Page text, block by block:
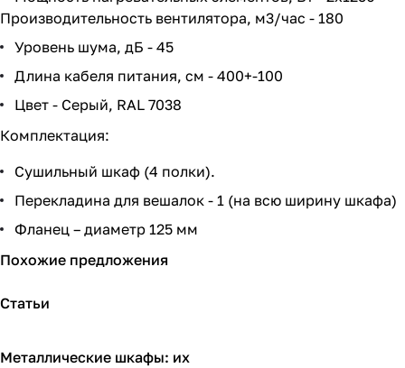
Производительность вентилятора, м3/час - 180
Уровень шума, дБ - 45
Длина кабеля питания, см - 400+-100
Цвет - Серый, RAL 7038
Комплектация:
Сушильный шкаф (4 полки).
Перекладина для вешалок - 1 (на всю ширину шкафа)
Фланец – диаметр 125 мм
Похожие предложения
Статьи
Советы покупателям
Металлические шкафы: их